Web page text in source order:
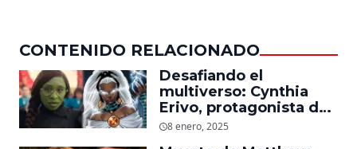
CONTENIDO RELACIONADO
Desafiando el
multiverso: Cynthia
Erivo, protagonista de
‘Wicked’, quiere ser
8 enero, 2025